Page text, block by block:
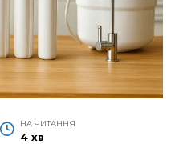
НА ЧИТАННЯ
4 хв